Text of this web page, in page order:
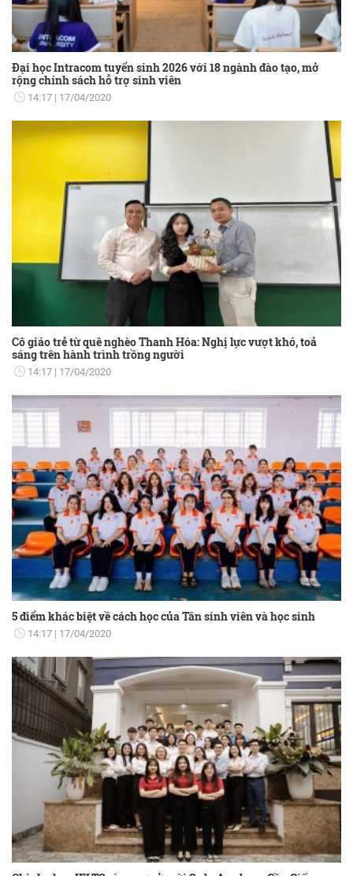
Đại học Intracom tuyển sinh 2026 với 18 ngành đào tạo, mở
rộng chính sách hỗ trợ sinh viên
14:17 17/04/2020
Cô giáo trẻ từ quê nghèo Thanh Hóa: Nghị lực vượt khó, toả
sáng trên hành trình trồng người
14:17 17/04/2020
5 điểm khác biệt về cách học của Tân sinh viên và học sinh
14:17 17/04/2020